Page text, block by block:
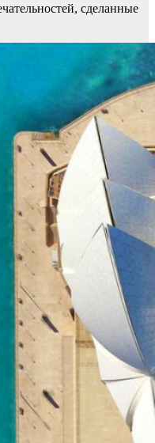
сделанные